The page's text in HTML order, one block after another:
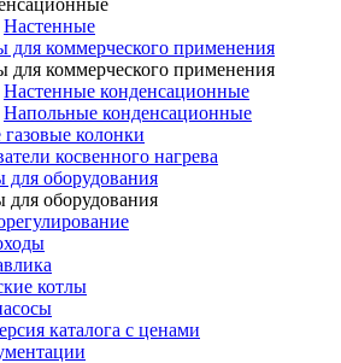
Настенные
для коммерческого применения
для коммерческого применения
Настенные конденсационные
Напольные конденсационные
колонки
косвенного нагрева
для оборудования
для оборудования
котлы
каталога с ценами